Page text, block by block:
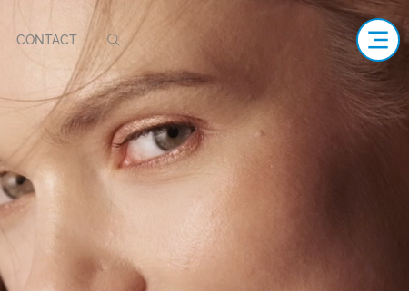
CONTACT